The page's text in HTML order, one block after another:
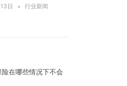
日 行业新闻
险在哪些情况下不会